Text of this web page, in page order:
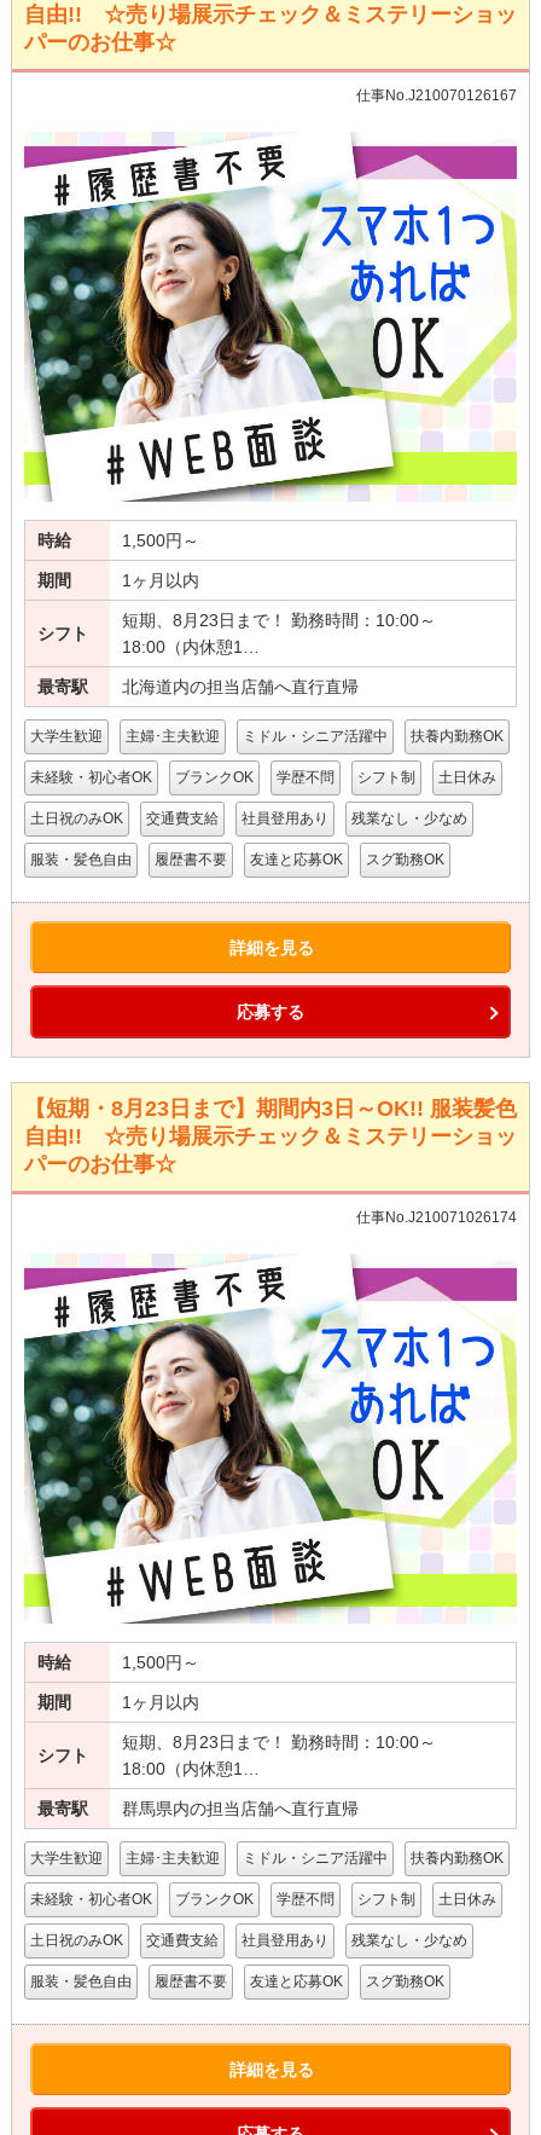
自由!! ☆売り場展示チェック＆ミステリーショッ
パーのお仕事☆
仕事No.J210070126167
時給 1,500円～
期間 1ヶ月以内
シフト
短期、8月23日まで！ 勤務時間：10:00～
18:00（内休憩1…
最寄駅 北海道内の担当店舗へ直行直帰
大学生歓迎 主婦･主夫歓迎 ミドル・シニア活躍中 扶養内勤務OK
未経験・初心者OK ブランクOK 学歴不問 シフト制 土日休み
土日祝のみOK 交通費支給 社員登用あり 残業なし・少なめ
服装・髪色自由 履歴書不要 友達と応募OK スグ勤務OK
詳細を見る
応募する
【短期・8月23日まで】期間内3日～OK!! 服装髪色
自由!! ☆売り場展示チェック＆ミステリーショッ
パーのお仕事☆
仕事No.J210071026174
時給 1,500円～
期間 1ヶ月以内
シフト
短期、8月23日まで！ 勤務時間：10:00～
18:00（内休憩1…
最寄駅 群馬県内の担当店舗へ直行直帰
大学生歓迎 主婦･主夫歓迎 ミドル・シニア活躍中 扶養内勤務OK
未経験・初心者OK ブランクOK 学歴不問 シフト制 土日休み
土日祝のみOK 交通費支給 社員登用あり 残業なし・少なめ
服装・髪色自由 履歴書不要 友達と応募OK スグ勤務OK
詳細を見る